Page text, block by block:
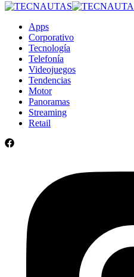
Apps
Corporativo
Tecnología
Telefonía
Videojuegos
Tendencias
Motor
Panoramas
Streaming
Retail